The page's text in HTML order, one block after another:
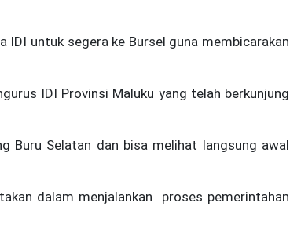
untuk segera ke Bursel guna membicarakan
IDI Provinsi Maluku yang telah berkunjung
Buru Selatan dan bisa melihat langsung awal
dalam menjalankan proses pemerintahan